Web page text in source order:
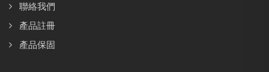
聯絡我們
產品註冊
產品保固